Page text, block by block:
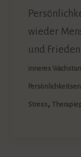
wieder
und
inneres
Stress,